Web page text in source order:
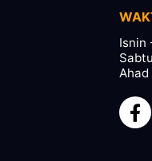
Isnin
Ahad